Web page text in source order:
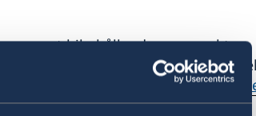
samt bibehållande av svenskt
Boka tid via vår hemsida - ej per
och boka en tid här:Pass -